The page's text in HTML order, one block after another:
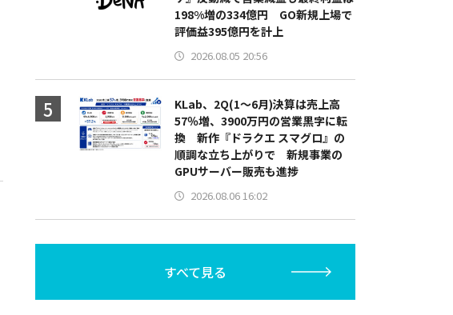
198%増の334億円 GO新規上場で
評価益395億円を計上
2026.08.05 20:56
KLab、2Q(1～6月)決算は売上高
57％増、3900万円の営業黒字に転
換 新作『ドラクエ スマグロ』の
順調な立ち上がりで 新規事業の
GPUサーバー販売も進捗
2026.08.06 16:02
すべて見る